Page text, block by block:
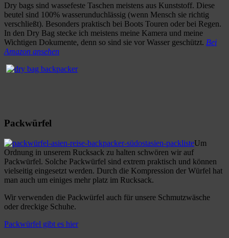
Dry bags sind wassefeste Taschen meistens aus Kunststoff. Diese
beutel sind 100% wasserunduchlässig (wenn Mensch sie richtig
verschließt). Besonders praktisch bei Boots Touren oder bei Regen.
In den Dry Bag stecke ich meistens meine Kamera und meine
Wichtigen Dokumente, denn so sind sie vor Wasser geschützt. Bei
Amazon ansehen
Packwürfel
Um
Ordnung in unserem Rucksack zu halten schwören wir auf
Packwürfel. Solche Packwürfel sind extrem praktisch und können
vielseitig eingesetzt werden. Durch die Kompression der Würfel hat
man auch um einiges mehr platz im Rucksack.
Wir verwenden die Packwürfel auch für unsere Schmutzwäsche
oder dreckige Schuhe.
Packwürfel gibt es hier